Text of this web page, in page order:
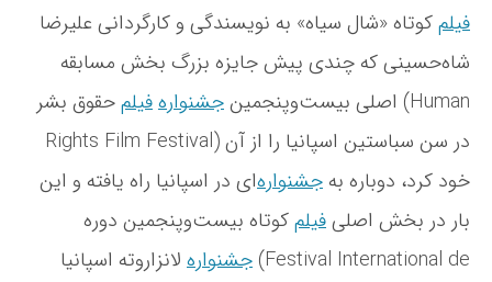
ه
د
ر
س
پ
ا
فیلمکوتاه «شال سیاه» به نویسندگی و کارگردانی علیرضا
شاه‌حسینی که چندی پیش جایزه بزرگ بخش مسابقه
اصلی بیست‌وپنجمینجشنوارهفیلمحقوق بشر (Human
Rights Film Festival) در سن سباستین اسپانیا را از آن
خود کرد، دوباره به جشنواره‌ای در اسپانیا راه یافته و این
بار در بخش اصلیفیلمکوتاه بیست‌وپنجمین دوره
جشنواره لانزاروته اسپانیا (Festival International de